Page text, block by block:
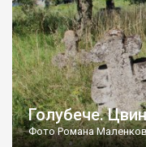
Голубече.
Фото Романа